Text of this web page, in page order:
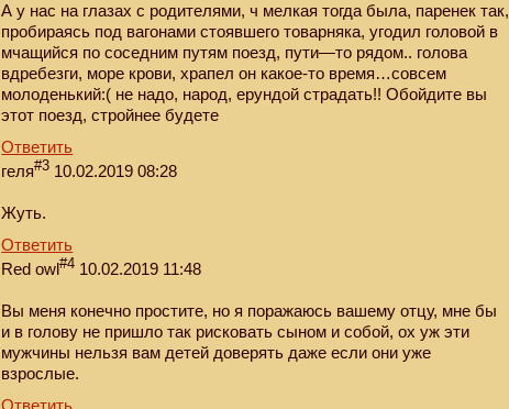
А у нас на глазах с родителями, ч мелкая тогда была, паренек так,
пробираясь под вагонами стоявшего товарняка, угодил головой в
мчащийся по соседним путям поезд, пути—то рядом.. голова
вдребезги, море крови, храпел он какое-то время…совсем
молоденький:( не надо, народ, ерундой страдать!! Обойдите вы
этот поезд, стройнее будете
Ответить
геля#3 10.02.2019 08:28
Жуть.
Ответить
Red owl#4 10.02.2019 11:48
Вы меня конечно простите, но я поражаюсь вашему отцу, мне бы
и в голову не пришло так рисковать сыном и собой, ох уж эти
мужчины нельзя вам детей доверять даже если они уже
взрослые.